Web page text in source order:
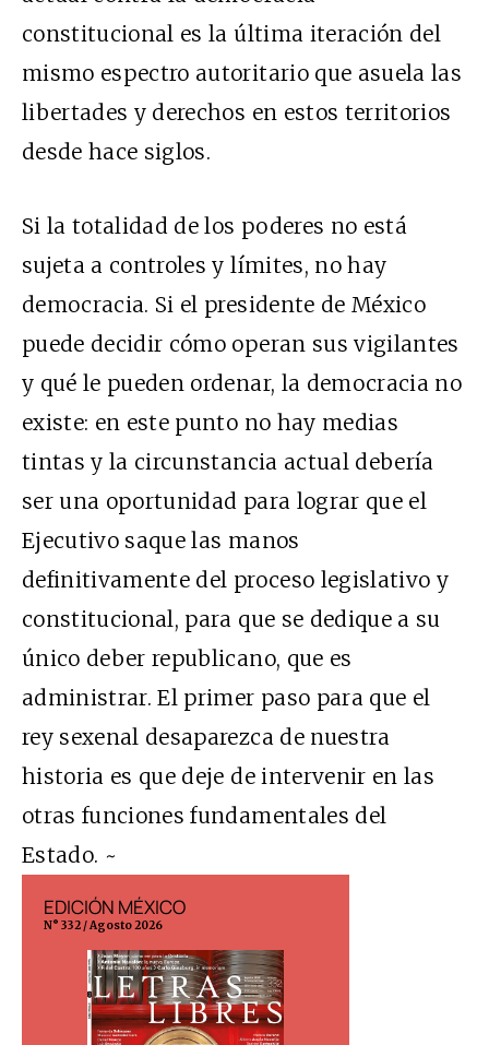
constitucional es la última iteración del
mismo espectro autoritario que asuela las
libertades y derechos en estos territorios
desde hace siglos.
Si la totalidad de los poderes no está
sujeta a controles y límites, no hay
democracia. Si el presidente de México
puede decidir cómo operan sus vigilantes
y qué le pueden ordenar, la democracia no
existe: en este punto no hay medias
tintas y la circunstancia actual debería
ser una oportunidad para lograr que el
Ejecutivo saque las manos
definitivamente del proceso legislativo y
constitucional, para que se dedique a su
único deber republicano, que es
administrar. El primer paso para que el
rey sexenal desaparezca de nuestra
historia es que deje de intervenir en las
otras funciones fundamentales del
Estado. ~
EDICIÓN MÉXICO
N° 332 / Agosto 2026